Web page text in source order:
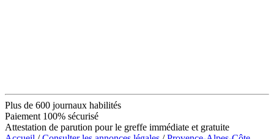
Plus de 600 journaux habilités
Paiement 100% sécurisé
Attestation de parution pour le greffe immédiate et gratuite